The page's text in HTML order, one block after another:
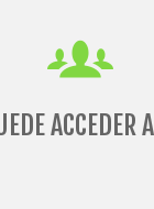
ACCEDER
acceder al
de 4 años y no